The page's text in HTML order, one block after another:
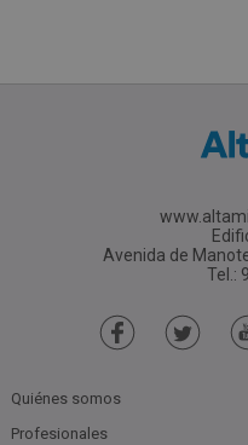
Avenida de
Tel.:
Quiénes somos
Profesionales